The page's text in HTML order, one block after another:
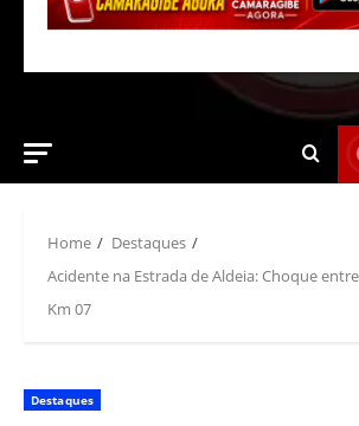
Home
Destaques
Acidente na Estrada de Aldeia: Choque
Km 07
Destaques